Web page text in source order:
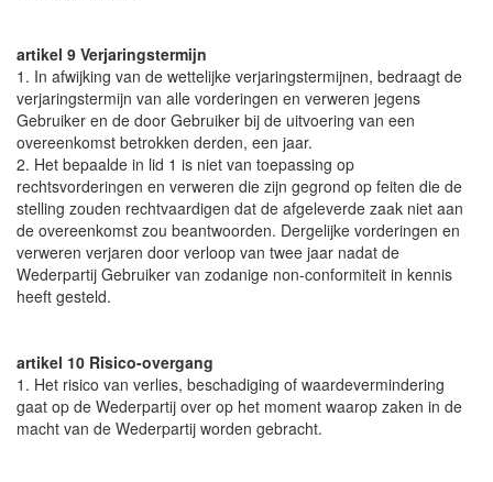
artikel 9 Verjaringstermijn
1. In afwijking van de wettelijke verjaringstermijnen, bedraagt de
verjaringstermijn van alle vorderingen en verweren jegens
Gebruiker en de door Gebruiker bij de uitvoering van een
overeenkomst betrokken derden, een jaar.
2. Het bepaalde in lid 1 is niet van toepassing op
rechtsvorderingen en verweren die zijn gegrond op feiten die de
stelling zouden rechtvaardigen dat de afgeleverde zaak niet aan
de overeenkomst zou beantwoorden. Dergelijke vorderingen en
verweren verjaren door verloop van twee jaar nadat de
Wederpartij Gebruiker van zodanige non-conformiteit in kennis
heeft gesteld.
artikel 10 Risico-overgang
1. Het risico van verlies, beschadiging of waardevermindering
gaat op de Wederpartij over op het moment waarop zaken in de
macht van de Wederpartij worden gebracht.